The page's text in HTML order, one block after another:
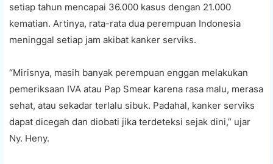
setiap tahun mencapai 36.000 kasus dengan 21.000
kematian. Artinya, rata-rata dua perempuan Indonesia
meninggal setiap jam akibat kanker serviks.
“Mirisnya, masih banyak perempuan enggan melakukan
pemeriksaan IVA atau Pap Smear karena rasa malu, merasa
sehat, atau sekadar terlalu sibuk. Padahal, kanker serviks
dapat dicegah dan diobati jika terdeteksi sejak dini,” ujar
Ny. Heny.